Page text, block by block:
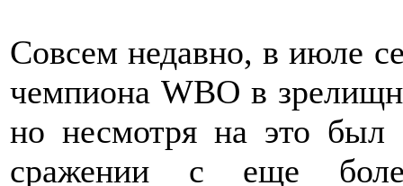
Совсем недавно, в июле
чемпиона WBO в
но несмотря на это был
сражении с еще